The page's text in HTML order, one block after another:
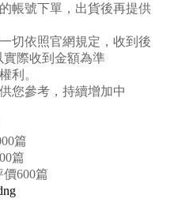
帳號下單，出貨後再提供
切依照官網規定，收到後
際收到金額為準
利。
您參考，持續增加中
篇
篇
價600篇